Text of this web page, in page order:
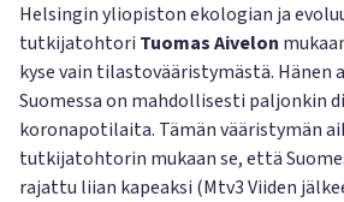
Helsingin yliopiston ekologian ja
tutkijatohtori Tuomas Aivelon
kyse vain tilastovääristymästä. Hänen
Suomessa on mahdollisesti paljonkin
koronapotilaita. Tämän vääristymän
tutkijatohtorin mukaan se, että
rajattu liian kapeaksi (Mtv3 Viiden